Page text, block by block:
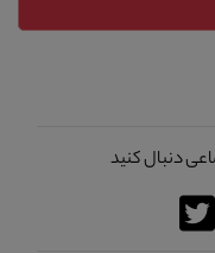
دنبال کنید